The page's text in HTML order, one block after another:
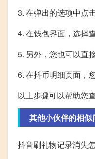
3. 在弹出的选项中点击
4. 在钱包界面，选择
5. 另外，您也可以直
6. 在抖币明细页面，
以上步骤可以帮助您
其他小伙伴的相似
抖音刷礼物记录消失